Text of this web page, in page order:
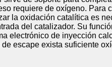
requiere de oxígeno. Para
la oxidación catalítica es
del catalizador. Su
electrónico de inyección
escape exista suficiente